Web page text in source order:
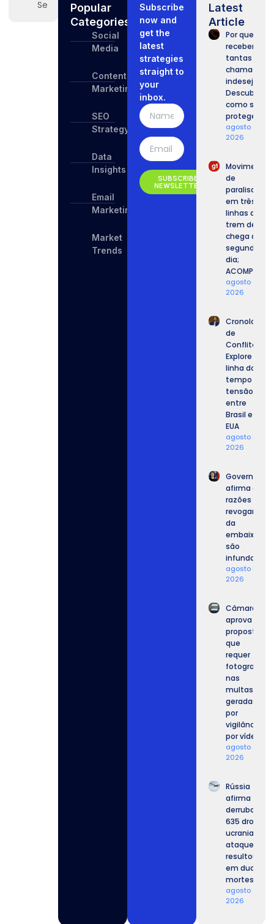
Popular
Categories
Social
Media
Content
Marketing
SEO
Strategy
Data
Insights
Email
Marketing
Market
Trends
Subscribe
now and
get the
latest
strategies
straight to
your
inbox.
SUBSCRIBE
NEWSLETTER
Latest
Article
Por que
recebemos
tantas
chamadas
Descubra
como se
proteger.
agosto 6,
2026
Movimento
de
paralisação
em três
linhas de
trem de SP
chega ao
segundo
dia;
ACOMPANHE.
agosto 6,
2026
Cronologia
de
Conflitos:
Explore a
linha do
tempo da
tensão
entre
Brasil e
EUA
agosto 5,
2026
Governo
afirma que
razões para
revogar
da
são
infundadas.
agosto 5,
2026
Câmara
aprova
proposta
que
requer
fotografia
nas
multas
geradas
por
vigilância
por vídeo.
agosto 4,
2026
Rússia
afirma ter
derrubado
635 drones
ucranianos,
ataque
resultou
em duas
mortes.
agosto 4,
2026